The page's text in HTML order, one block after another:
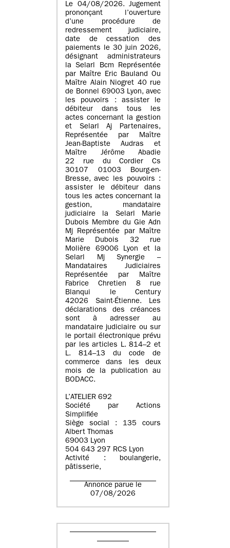
Le 04/08/2026. Jugement
prononçant l’ouverture
d’une procédure de
redressement judiciaire,
date de cessation des
paiements le 30 juin 2026,
désignant administrateurs
la Selarl Bcm Représentée
par Maître Eric Bauland Ou
Maître Alain Niogret 40 rue
de Bonnel 69003 Lyon, avec
les pouvoirs : assister le
débiteur dans tous les
actes concernant la gestion
et Selarl Aj Partenaires,
Représentée par Maître
Jean-Baptiste Audras et
Maître Jérôme Abadie
22 rue du Cordier Cs
30107 01003 Bourg-en-
Bresse, avec les pouvoirs :
assister le débiteur dans
tous les actes concernant la
gestion, mandataire
judiciaire la Selarl Marie
Dubois Membre du Gie Adn
Mj Représentée par Maître
Marie Dubois 32 rue
Molière 69006 Lyon et la
Selarl Mj Synergie –
Mandataires Judiciaires
Représentée par Maître
Fabrice Chretien 8 rue
Blanqui le Century
42026 Saint-Étienne. Les
déclarations des créances
sont à adresser au
mandataire judiciaire ou sur
le portail électronique prévu
par les articles L. 814–2 et
L. 814–13 du code de
commerce dans les deux
mois de la publication au
BODACC.
L’ATELIER 692
Société par Actions
Simplifiée
Siège social : 135 cours
Albert Thomas
69003 Lyon
504 643 297 RCS Lyon
Activité : boulangerie,
pâtisserie,
Annonce parue le
07/08/2026